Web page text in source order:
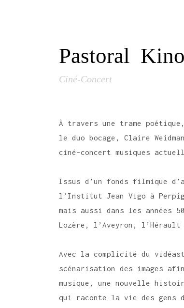
Pastoral Kino
Ciné-Concert
À travers une trame
le duo bocage, Claire
ciné-concert musiques
Issus d’un fonds filmique
l’Institut Jean Vigo à
mais aussi dans les années
Lozère, l’Aveyron,
Avec la complicité du
scénarisation des images
musique, une nouvelle
qui raconte la vie des gens